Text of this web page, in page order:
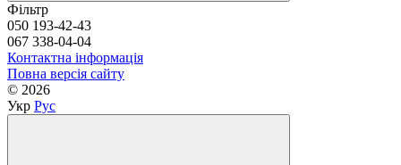
Фільтр
050 193-42-43
067 338-04-04
Контактна інформація
Повна версія сайту
© 2026
Укр Рус